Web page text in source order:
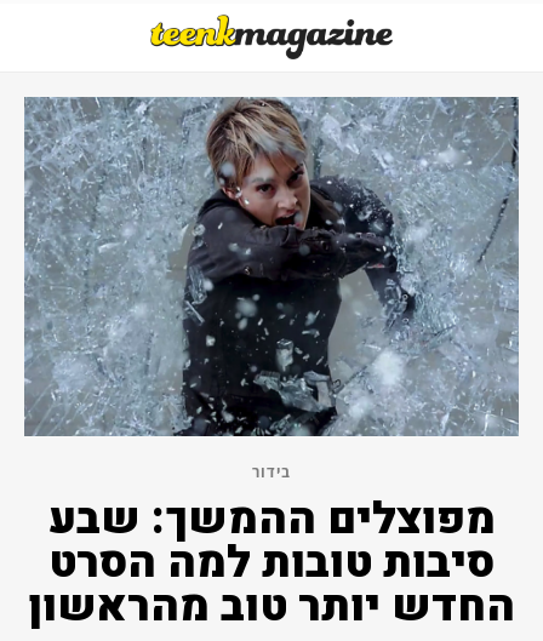
בידור
מפוצלים ההמשך: שבע
סיבות טובות למה הסרט
החדש יותר טוב מהראשון